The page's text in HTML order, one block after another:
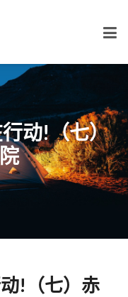
动!（七）
!（七）赤